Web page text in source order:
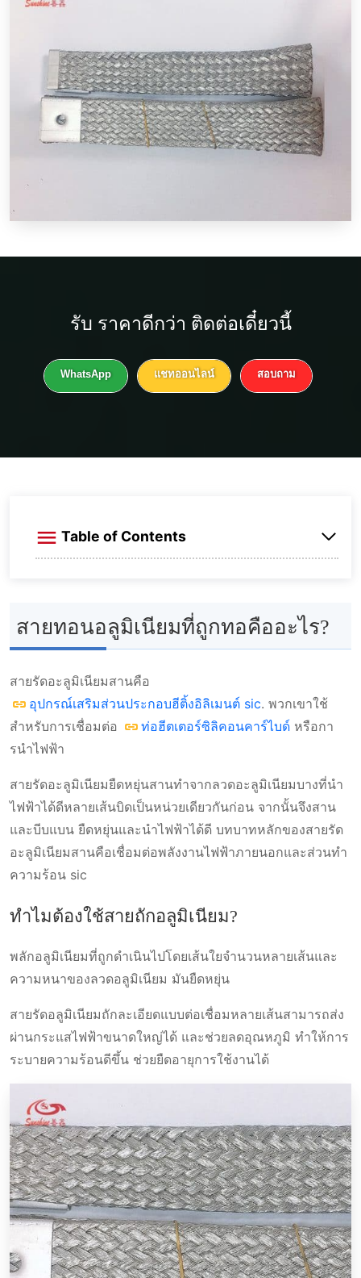
รับ ราคาดีกว่า ติดต่อเดี๋ยวนี้
WhatsApp แชทออนไลน์ สอบถาม
Table of Contents
ประเภทของสายคล้องแกมีรัดอลูมิเนียม
สายบั้งไหลอลูมิเนียมหนึ่งรู
ตารางพารามิเตอร์สายเชื่อม
สัญญาณอลูมิเนียมแบบหนึ่งรู
สายคล้องแกมีรัดอลูมิเนียมสองรู
วิดีโอ
ผลิตภัณฑ์ชนิดใดที่สายบริดอลูมิเนียมสามารถใช้
งานได้?
วันที่จัดส่ง
สายทอนอลูมิเนียมที่ถูกทอคืออะไร?
สายรัดอะลูมิเนียมสานคือ
อุปกรณ์เสริมส่วนประกอบฮีติ้งอิลิเมนต์ sic. พวกเขาใช้
สำหรับการเชื่อมต่อ
ท่อฮีตเตอร์ซิลิคอนคาร์ไบด์ หรือกา
รนําไฟฟ้า
สายรัดอะลูมิเนียมยืดหยุ่นสานทําจากลวดอะลูมิเนียมบางที่นํา
ไฟฟ้าได้ดีหลายเส้นบิดเป็นหน่วยเดียวกันก่อน จากนั้นจึงสาน
และบีบแบน ยืดหยุ่นและนําไฟฟ้าได้ดี บทบาทหลักของสายรัด
อะลูมิเนียมสานคือเชื่อมต่อพลังงานไฟฟ้าภายนอกและส่วนทํา
ความร้อน sic
ทำไมต้องใช้สายถักอลูมิเนียม?
พลักอลูมิเนียมที่ถูกดำเนินไปโดยเส้นใยจำนวนหลายเส้นและ
ความหนาของลวดอลูมิเนียม มันยืดหยุ่น
สายรัดอลูมิเนียมถักละเอียดแบบต่อเชื่อมหลายเส้นสามารถส่ง
ผ่านกระแสไฟฟ้าขนาดใหญ่ได้ และช่วยลดอุณหภูมิ ทําให้การ
ระบายความร้อนดีขึ้น ช่วยยืดอายุการใช้งานได้